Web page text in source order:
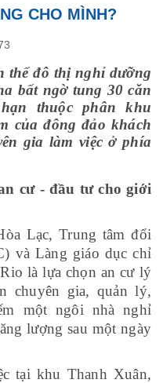
CHO MÌNH?
thể đô thị nghỉ dưỡng
bất ngờ tung 30 căn
thuộc phân khu
của đông đảo khách
gia làm việc ở phía
cư - đầu tư cho giới
Lạc, Trung tâm đổi
và Làng giáo dục chỉ
là lựa chọn an cư lý
chuyên gia, quản lý,
một ngôi nhà nghỉ
lượng sau một ngày
tại khu Thanh Xuân,